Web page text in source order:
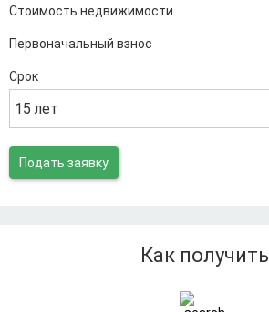
Стоимость недвижимости
Первоначальный взнос
Срок
15 лет
Подать заявку
Как получить